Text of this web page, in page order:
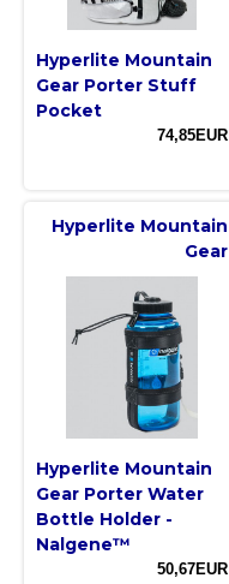
Hyperlite Mountain
Gear Porter Stuff
Pocket
74,85EUR
Hyperlite Mountain
Gear
Hyperlite Mountain
Gear Porter Water
Bottle Holder -
Nalgene™
50,67EUR